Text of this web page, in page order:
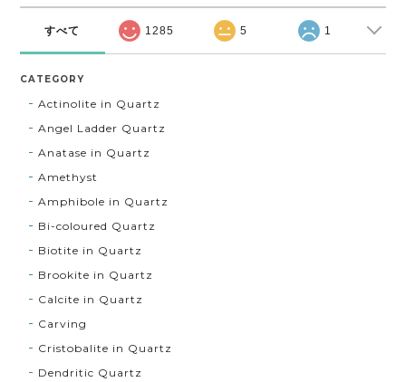
すべて 1285 5 1
CATEGORY
Actinolite in Quartz
Angel Ladder Quartz
Anatase in Quartz
Amethyst
Amphibole in Quartz
Bi-coloured Quartz
Biotite in Quartz
Brookite in Quartz
Calcite in Quartz
Carving
Cristobalite in Quartz
Dendritic Quartz